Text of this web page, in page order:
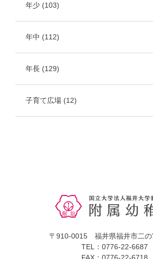
年少 (103)
年中 (112)
年長 (129)
子育て広場 (12)
〒910-0015 福井県福井市二の
TEL：0776-22-6687